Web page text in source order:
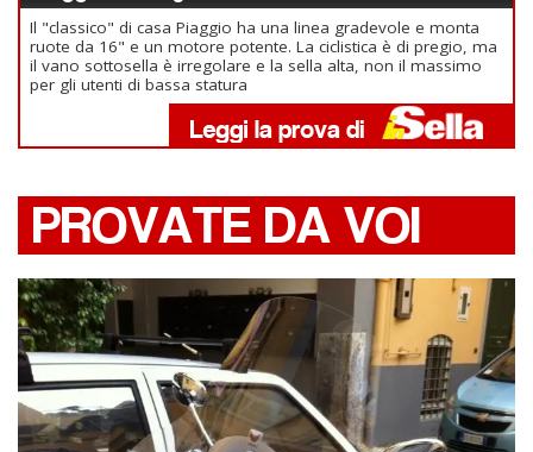
Il "classico" di casa Piaggio ha una linea gradevole e monta
ruote da 16" e un motore potente. La ciclistica è di pregio, ma
il vano sottosella è irregolare e la sella alta, non il massimo
per gli utenti di bassa statura
PROVATE DA VOI